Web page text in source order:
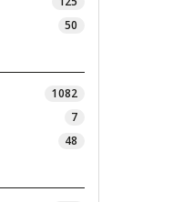
50
1082
7
48